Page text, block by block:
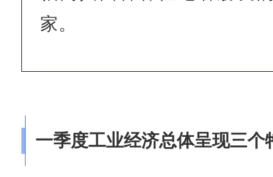
家。
一季度工业经济总体呈现三个